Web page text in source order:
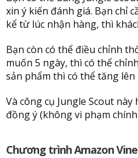
xin ý kiến đánh giá. Bạn chỉ
kể từ lúc nhận hàng, thì
Bạn còn có thể điều chỉnh
muốn 5 ngày, thì có thể
sản phẩm thì có thể tăng lên
Và công cụ Jungle Scout
đồng ý (không vi phạm chính
Chương trình Amazon Vine